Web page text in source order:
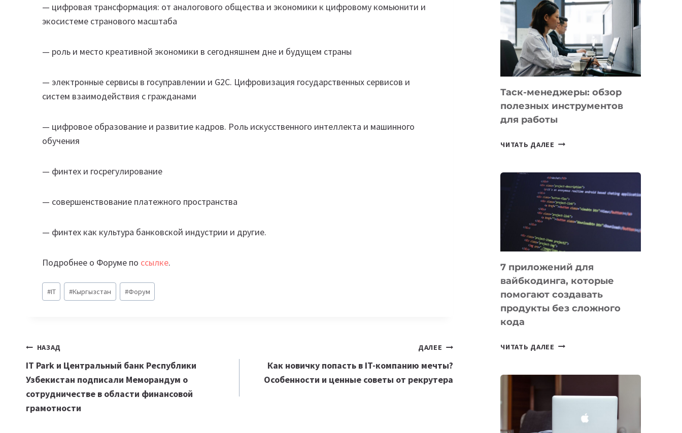
— цифровая трансформация: от аналогового общества и экономики к цифровому комьюнити и
экосистеме странового масштаба
— роль и место креативной экономики в сегодняшнем дне и будущем страны
— электронные сервисы в госуправлении и G2C. Цифровизация государственных сервисов и
систем взаимодействия с гражданами
— цифровое образование и развитие кадров. Роль искусственного интеллекта и машинного
обучения
— финтех и госрегулирование
— совершенствование платежного пространства
— финтех как культура банковской индустрии и другие.
Подробнее о Форуме по ссылке.
Метки
записи:
#IT #Кыргызстан #Форум
Навигация
по
записям
НАЗАД
IT Park и Центральный банк Республики
Узбекистан подписали Меморандум о
сотрудничестве в области финансовой
грамотности
ДАЛЕЕ
Как новичку попасть в IT-компанию мечты?
Особенности и ценные советы от рекрутера
НОВЫЕ
ПРЕДМЕТЫ
ПО
ИСКУССТВЕННОМУ
ИНТЕЛЛЕКТУ
Таск-менеджеры: обзор
полезных инструментов
для работы
ЧИТАТЬ ДАЛЕЕ ТАСК-
ПОЛЕЗНЫХ
ИНСТРУМЕНТОВ
ДЛЯ
РАБОТЫ
7 приложений для
вайбкодинга, которые
помогают создавать
продукты без сложного
кода
ЧИТАТЬ ДАЛЕЕ
КОТОРЫЕ
СОЗДАВАТЬ